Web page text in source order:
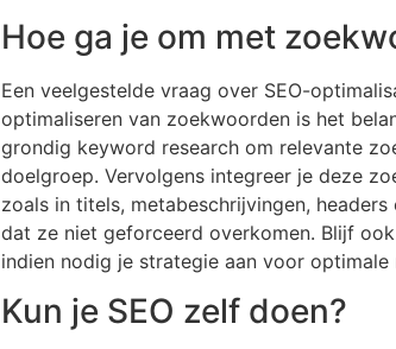
Hoe ga je om met
Een veelgestelde vraag over SEO-
optimaliseren van zoekwoorden is het
grondig keyword research om relevante
doelgroep. Vervolgens integreer je deze
zoals in titels, metabeschrijvingen,
dat ze niet geforceerd overkomen. Blijf
indien nodig je strategie aan voor
Kun je SEO zelf doen?